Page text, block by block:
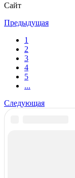
Сайт
Предыдущая
1
2
3
4
5
...
Следующая
Реклама на сайте